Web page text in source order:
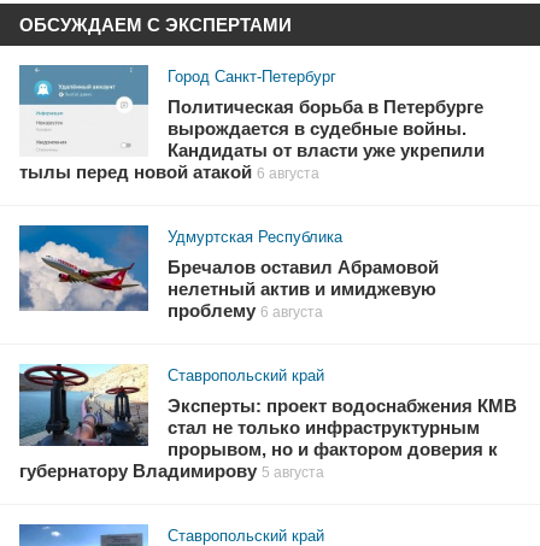
ОБСУЖДАЕМ С ЭКСПЕРТАМИ
Город Санкт-Петербург
Политическая борьба в Петербурге
вырождается в судебные войны.
Кандидаты от власти уже укрепили
тылы перед новой атакой 6 августа
Удмуртская Республика
Бречалов оставил Абрамовой
нелетный актив и имиджевую
проблему 6 августа
Ставропольский край
Эксперты: проект водоснабжения КМВ
стал не только инфраструктурным
прорывом, но и фактором доверия к
губернатору Владимирову 5 августа
Ставропольский край